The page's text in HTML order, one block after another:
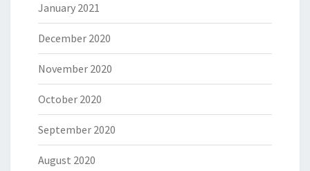
January 2021
December 2020
November 2020
October 2020
September 2020
August 2020